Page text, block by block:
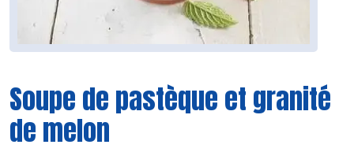
Soupe de pastèque et granité
de melon